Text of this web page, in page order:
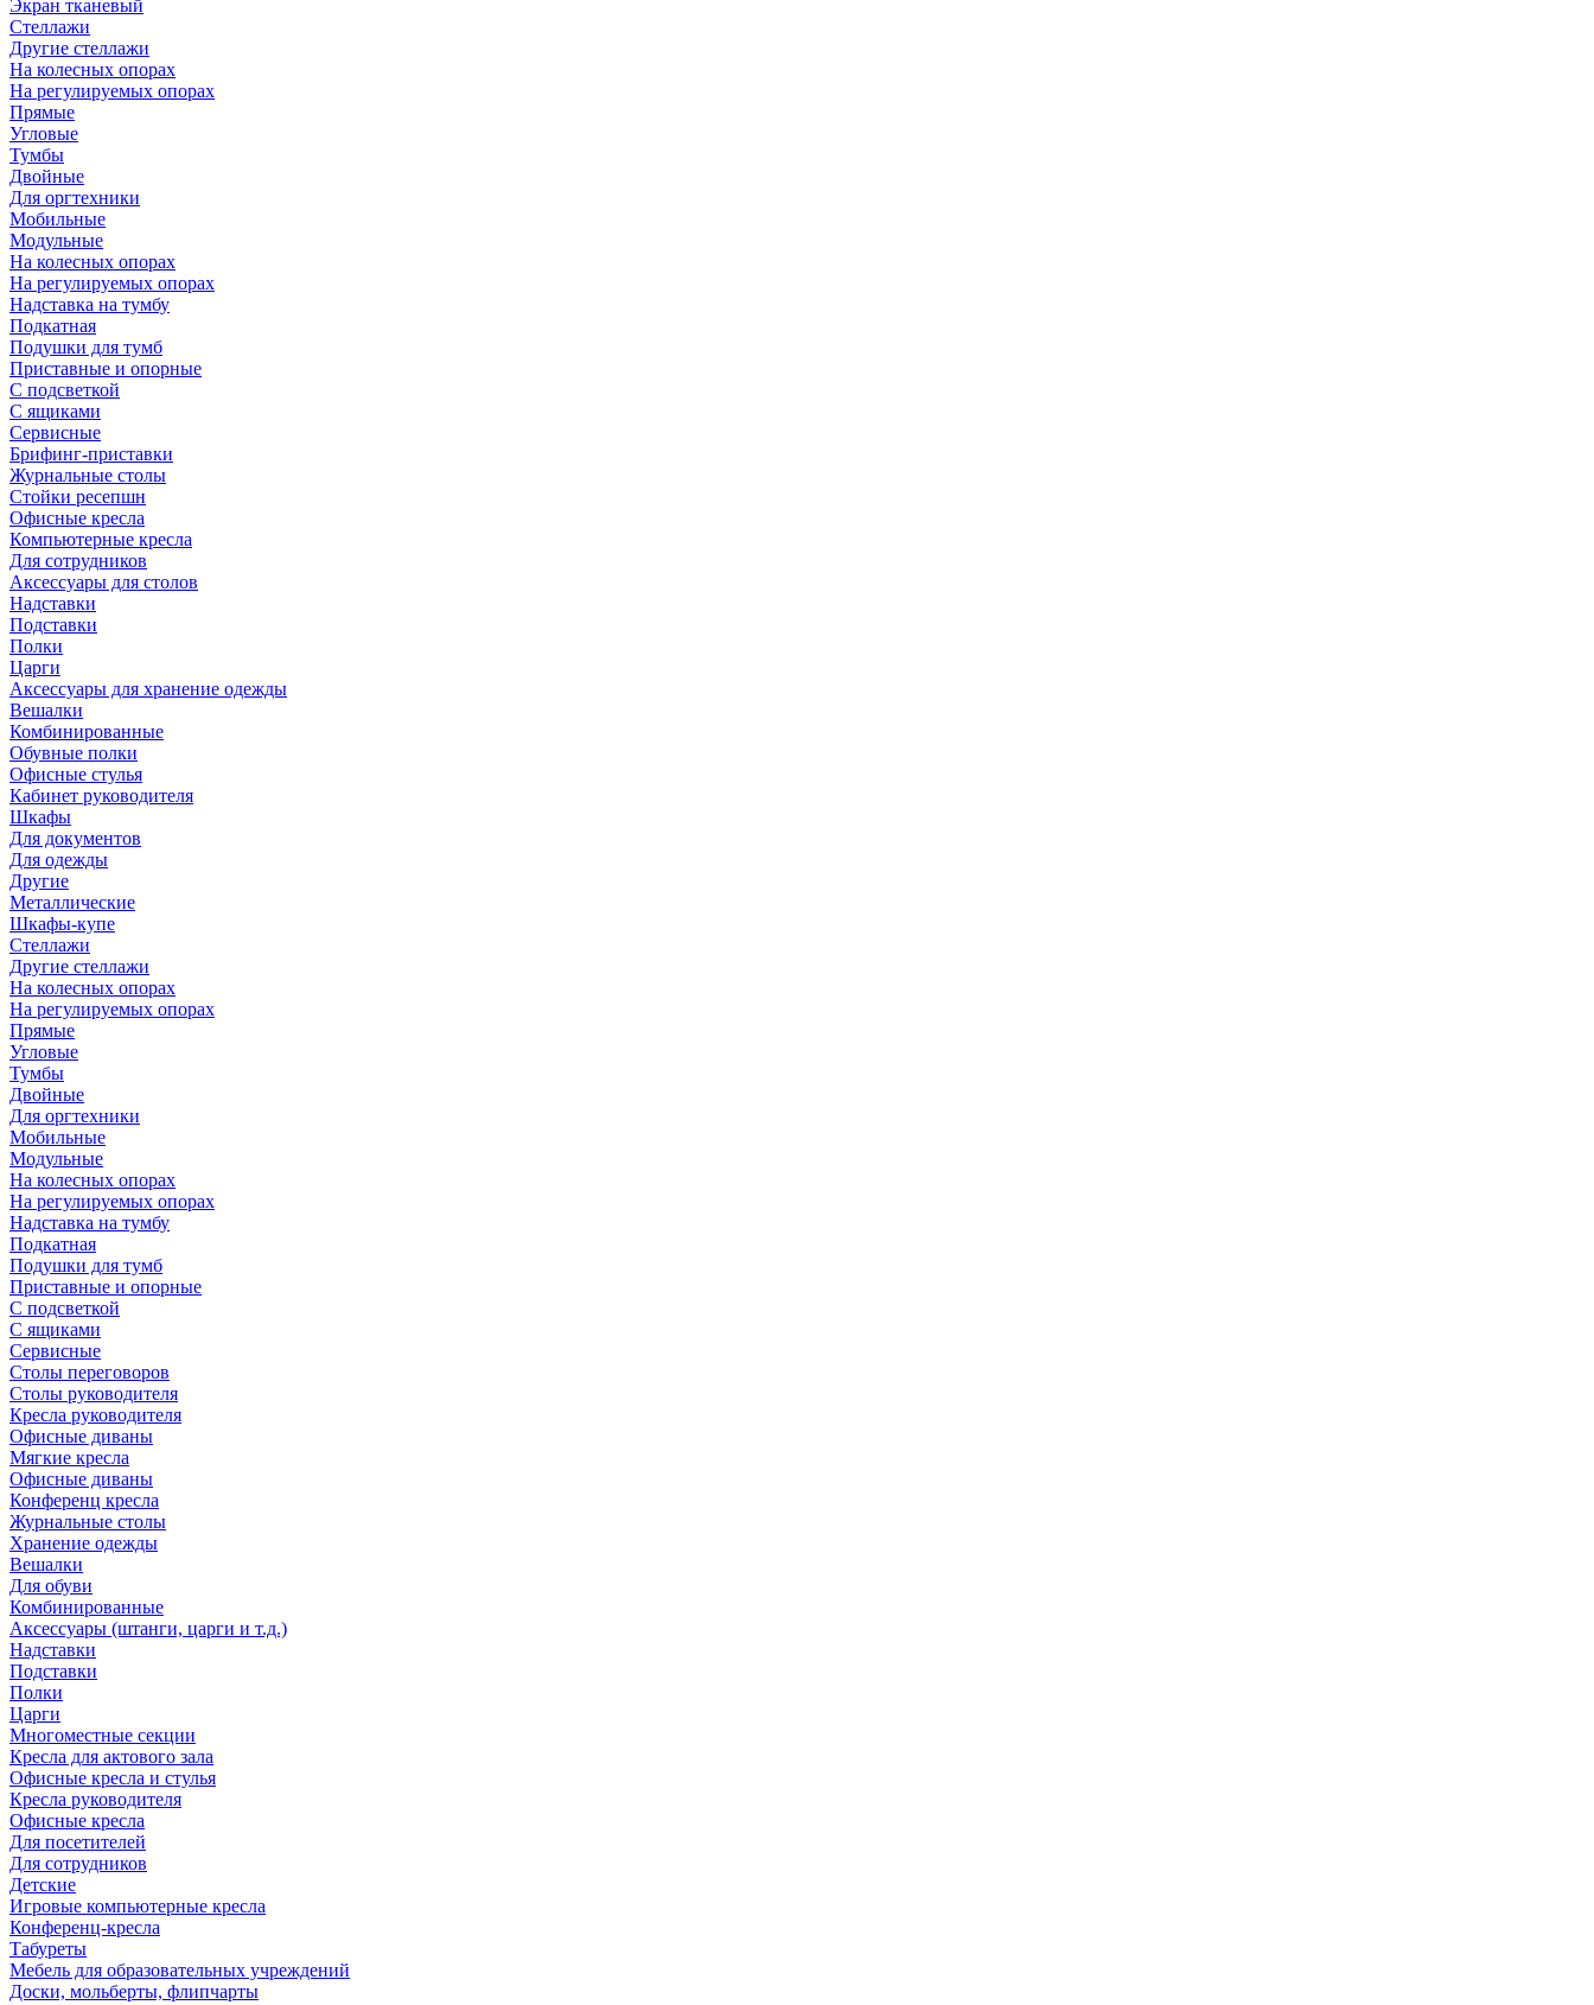
Экран тканевый
Стеллажи
Другие стеллажи
На колесных опорах
На регулируемых опорах
Прямые
Угловые
Тумбы
Двойные
Для оргтехники
Мобильные
Модульные
На колесных опорах
На регулируемых опорах
Надставка на тумбу
Подкатная
Подушки для тумб
Приставные и опорные
С подсветкой
С ящиками
Сервисные
Брифинг-приставки
Журнальные столы
Стойки ресепшн
Офисные кресла
Компьютерные кресла
Для сотрудников
Аксессуары для столов
Надставки
Подставки
Полки
Царги
Аксессуары для хранение одежды
Вешалки
Комбинированные
Обувные полки
Офисные стулья
Кабинет руководителя
Шкафы
Для документов
Для одежды
Другие
Металлические
Шкафы-купе
Стеллажи
Другие стеллажи
На колесных опорах
На регулируемых опорах
Прямые
Угловые
Тумбы
Двойные
Для оргтехники
Мобильные
Модульные
На колесных опорах
На регулируемых опорах
Надставка на тумбу
Подкатная
Подушки для тумб
Приставные и опорные
С подсветкой
С ящиками
Сервисные
Столы переговоров
Столы руководителя
Кресла руководителя
Офисные диваны
Мягкие кресла
Офисные диваны
Конференц кресла
Журнальные столы
Хранение одежды
Вешалки
Для обуви
Комбинированные
Аксессуары (штанги, царги и т.д.)
Надставки
Подставки
Полки
Царги
Многоместные секции
Кресла для актового зала
Офисные кресла и стулья
Кресла руководителя
Офисные кресла
Для посетителей
Для сотрудников
Детские
Игровые компьютерные кресла
Конференц-кресла
Табуреты
Мебель для образовательных учреждений
Доски, мольберты, флипчарты